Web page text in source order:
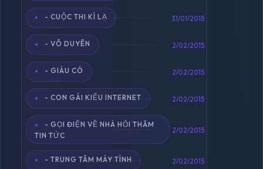
- CUỘC THI KÌ LẠ 31/01/2015
- VÔ DUYÊN 2/02/2015
- GIÀU CÓ 2/02/2015
- CON GÁI KIỂU INTERNET 2/02/2015
- GỌI ĐIỆN VỀ NHÀ HỎI THĂM
TIN TỨC
2/02/2015
- TRUNG TÂM MÁY TÍNH 2/02/2015